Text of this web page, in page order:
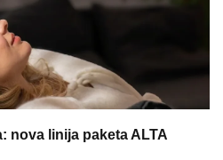
nova linija paketa ALTA